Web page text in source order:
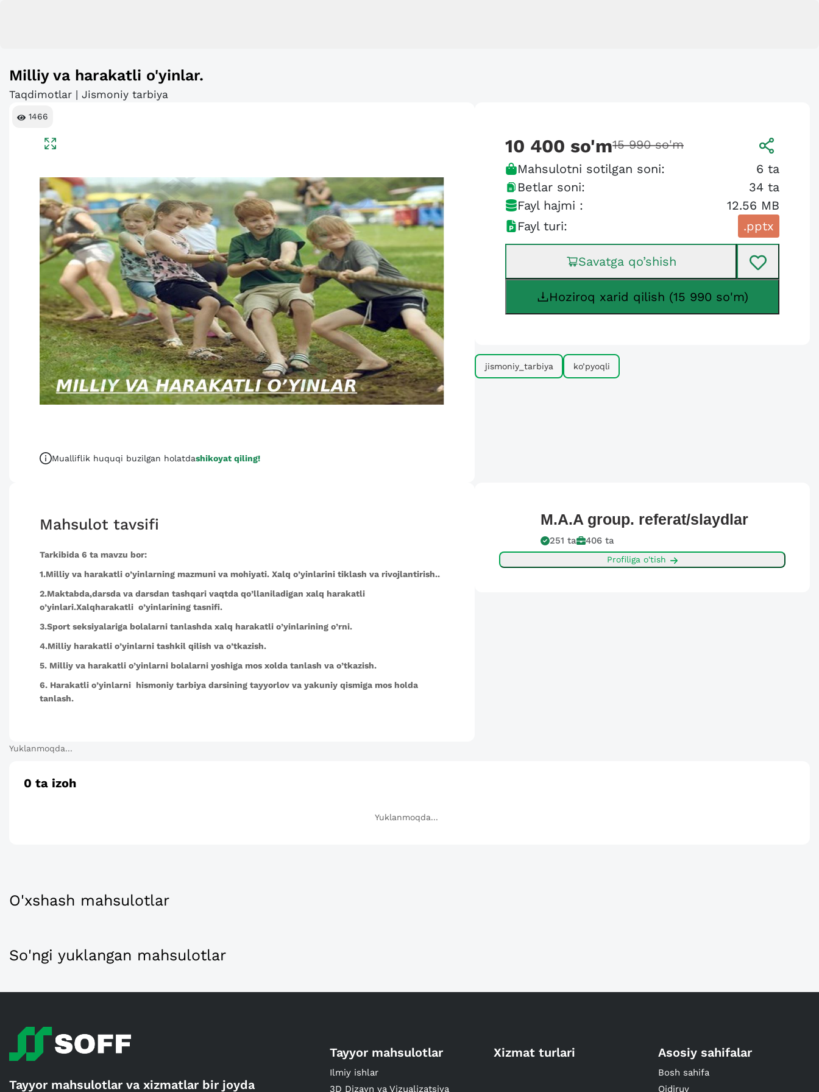
Milliy va harakatli o'yinlar.
Taqdimotlar | Jismoniy tarbiya
1466
Mualliflik huquqi buzilgan holatdashikoyat qiling!
10 400 so'm15 990 so'm
Mahsulotni sotilgan soni:
6 ta
Betlar soni:
34 ta
Fayl hajmi :
12.56 MB
Fayl turi:
.pptx
Savatga qo’shish
Hoziroq xarid qilish (15 990 so'm)
jismoniy_tarbiya ko’pyoqli
Mahsulot tavsifi
Tarkibida 6 ta mavzu bor:
1.Milliy va harakatli o’yinlarning mazmuni va mohiyati. Xalq o’yinlarini tiklash va rivojlantirish..
2.Maktabda,darsda va darsdan tashqari vaqtda qo’llaniladigan xalq harakatli
o’yinlari.Xalqharakatli o’yinlarining tasnifi.
3.Sport seksiyalariga bolalarni tanlashda xalq harakatli o’yinlarining o’rni.
4.Milliy harakatli o’yinlarni tashkil qilish va o’tkazish.
5. Milliy va harakatli o’yinlarni bolalarni yoshiga mos xolda tanlash va o’tkazish.
6. Harakatli o’yinlarni hismoniy tarbiya darsining tayyorlov va yakuniy qismiga mos holda
tanlash.
M.A.A group. referat/slaydlar
251 ta 406 ta
Profiliga o'tish
Yuklanmoqda...
0 ta izoh
Yuklanmoqda...
O'xshash mahsulotlar
So'ngi yuklangan mahsulotlar
Tayyor mahsulotlar va xizmatlar bir joyda
Tayyor mahsulotlar
Ilmiy ishlar
3D Dizayn va Vizualizatsiya
Xizmat turlari Asosiy sahifalar
Bosh sahifa
Qidiruv